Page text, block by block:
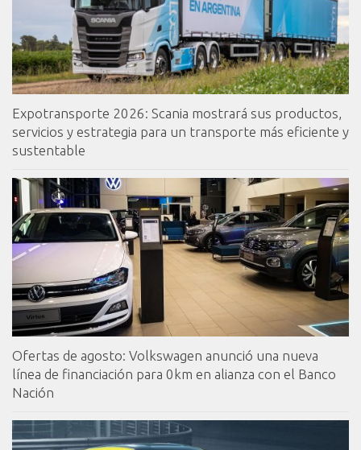
Expotransporte 2026: Scania mostrará sus productos,
servicios y estrategia para un transporte más eficiente y
sustentable
Ofertas de agosto: Volkswagen anunció una nueva
línea de financiación para 0km en alianza con el Banco
Nación